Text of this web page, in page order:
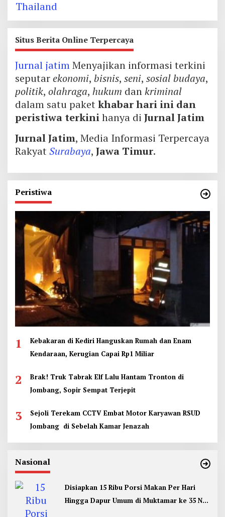
Situs Berita Online Terpercaya
Jurnal jatimMenyajikan informasi terkini
seputarekonomi, bisnis, seni, sosial budaya,
politik, olahraga, hukum dankriminal
dalam satu paketkhabar hari ini dan
peristiwa terkinihanya di Jurnal Jatim
Jurnal Jatim, Media Informasi Terpercaya
RakyatSurabaya, Jawa Timur.
Peristiwa
1
Kebakaran di Kediri Hanguskan Rumah dan Enam
Kendaraan, Kerugian Capai Rp1 Miliar
2
Brak! Truk Tabrak Elf Lalu Hantam Tronton di
Jombang, Sopir Sempat Terjepit
3
Sejoli Terekam CCTV Embat Motor Karyawan RSUD
Jombang di Sebelah Kamar Jenazah
Nasional
Disiapkan 15 Ribu Porsi Makan Per Hari
Hingga Dapur Umum di Muktamar ke 35 NU